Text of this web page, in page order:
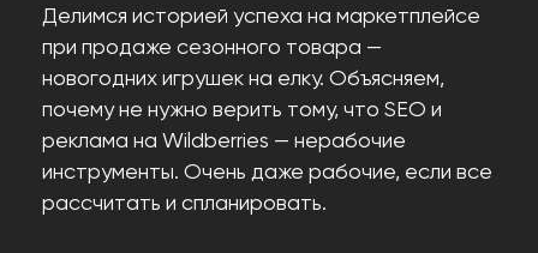
Делимся историей успеха на маркетплейсе
при продаже сезонного товара —
новогодних игрушек на елку. Объясняем,
почему не нужно верить тому, что SEO и
реклама на Wildberries — нерабочие
инструменты. Очень даже рабочие, если все
рассчитать и спланировать.